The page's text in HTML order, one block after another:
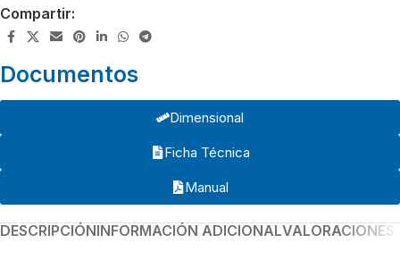
Compartir:
Documentos
Dimensional
Ficha Técnica
Manual
DESCRIPCIÓNINFORMACIÓN ADICIONAL